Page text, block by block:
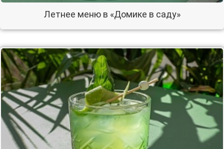
Летнее меню в «Домике в саду»